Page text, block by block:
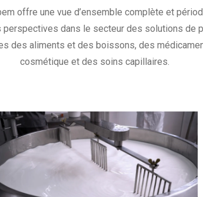
offre une vue d’ensemble complète et
dans le secteur des solutions de
des aliments et des boissons, des
cosmétique et des soins capillaires.